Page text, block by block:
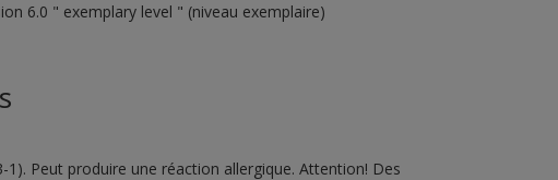
6.0 " exemplary level " (niveau exemplaire)
Peut produire une réaction allergique. Attention! Des